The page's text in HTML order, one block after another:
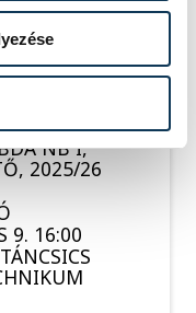
NB I,
2025/26
9. 16:00